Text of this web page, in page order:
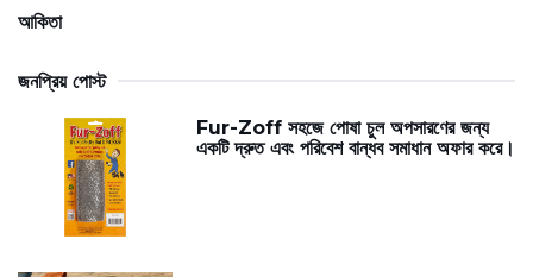
আকিতা
জনপ্রিয় পোস্ট
Fur-Zoff সহজে পোষা চুল অপসারণের জন্য
একটি দ্রুত এবং পরিবেশ বান্ধব সমাধান অফার করে।